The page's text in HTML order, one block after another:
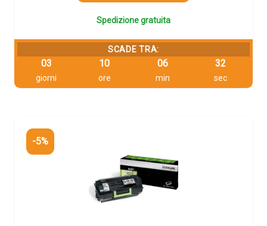
Spedizione gratuita
SCADE TRA:
03
giorni
10
ore
06
min
31
sec
-5%